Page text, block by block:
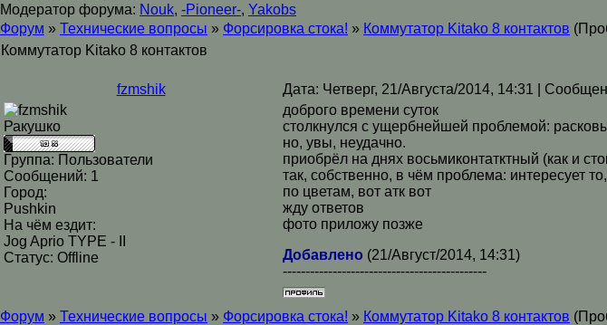
Модератор форума: Nouk, -Pioneer-, Yakobs
Форум » Технические вопросы » Форсировка стока! » Коммутатор Kitako 8 контактов
Коммутатор Kitako 8 контактов
fzmshik Дата: Четверг, 21/Августа/2014, 14:31 |
Ракушко
Группа: Пользователи
Сообщений: 1
Город:
Pushkin
На чём ездит:
Jog Aprio TYPE - II
Статус: Offline
доброго времени суток
столкнулся с ущербнейшей проблемой:
но, увы, неудачно.
приобрёл на днях восьмиконтатктный (как и
так, собственно, в чём проблема: интересует
по цветам, вот атк вот
жду ответов
фото приложу позже
Добавлено (21/Август/2014, 14:31)
---------------------------------------------
Форум » Технические вопросы » Форсировка стока! » Коммутатор Kitako 8 контактов